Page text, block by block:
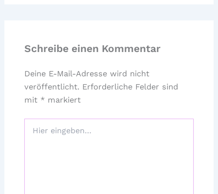
Schreibe einen Kommentar
Deine E-Mail-Adresse wird nicht
veröffentlicht. Erforderliche Felder sind
mit *markiert
eingeben…